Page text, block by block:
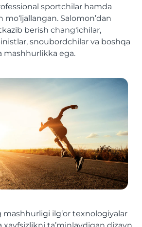
sportchilar hamda
Salomon’dan
berish chang‘ichilar,
snoubordchilar va boshqa
mashhurlikka ega.
ilg‘or texnologiyalar